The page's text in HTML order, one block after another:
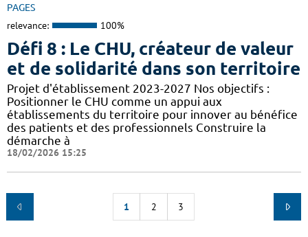
PAGES
relevance: 100%
Défi 8 : Le CHU, créateur de valeur
et de solidarité dans son territoire
Projet d'établissement 2023-2027 Nos objectifs :
Positionner le CHU comme un appui aux
établissements du territoire pour innover au bénéfice
des patients et des professionnels Construire la
démarche à
18/02/2026 15:25
1 2 3